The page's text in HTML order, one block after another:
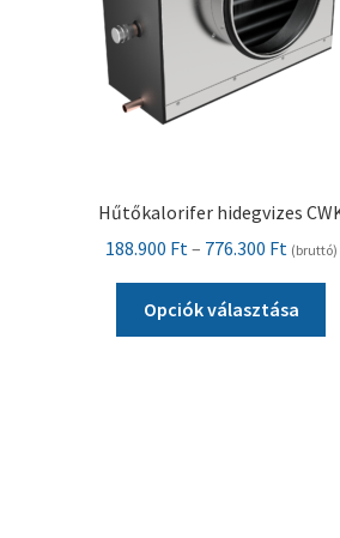
Hűtőkalorifer hidegvizes
188.900 Ft– 776.300 Ft
-
(bruttó)
Opciók választása